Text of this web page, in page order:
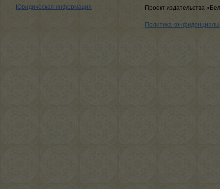
Юридическая информация
Проект издательства
Политика